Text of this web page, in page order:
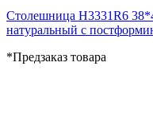
Столешница H3331R6
натуральный с
*Предзаказ товара